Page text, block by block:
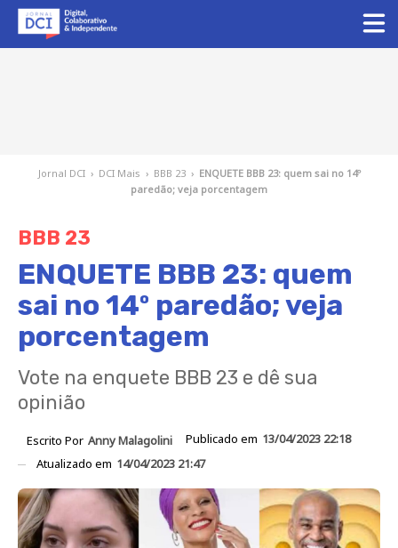
Jornal DCI › DCI Mais › BBB 23 › ENQUETE BBB 23: quem sai no 14º
paredão; veja porcentagem
BBB 23
ENQUETE BBB 23: quem
sai no 14º paredão; veja
porcentagem
Vote na enquete BBB 23 e dê sua
opinião
Escrito Por Anny Malagolini Publicado em 13/04/2023 22:18
Atualizado em 14/04/2023 21:47